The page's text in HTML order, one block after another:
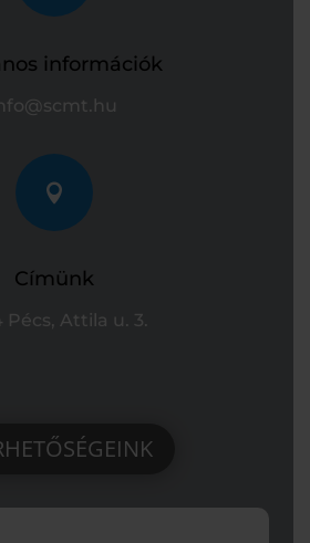
információk

Címünk
Pécs, Attila u. 3.